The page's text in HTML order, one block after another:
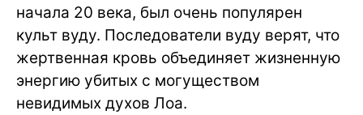
начала 20 века, был очень популярен
культ вуду. Последователи вуду верят, что
жертвенная кровь объединяет жизненную
энергию убитых с могуществом
невидимых духов Лоа.